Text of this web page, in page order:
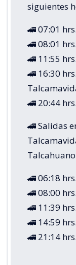
siguientes
🚄 07:01
🚄 08:01
🚄 11:55
🚄 16:30
🚄 20:44
🚄 Salidas
🚄 06:18 hrs.
🚄 08:00
🚄 11:39 hrs.
🚄 14:59 hrs.
🚄 21:14 hrs.